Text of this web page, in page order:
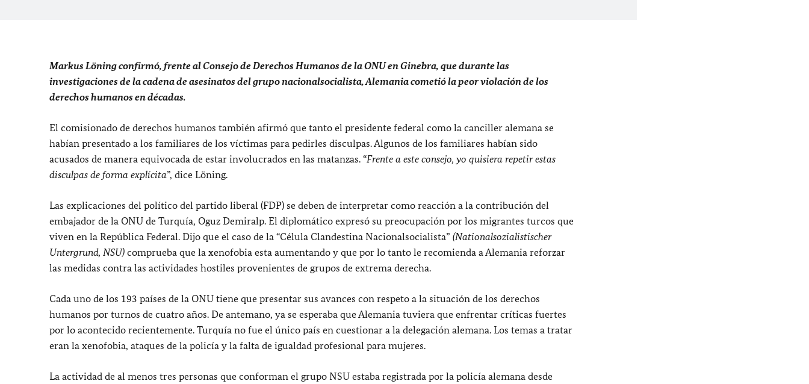
Markus Löning confirmó, frente al Consejo de Derechos Humanos de la ONU en Ginebra, que durante las
investigaciones de la cadena de asesinatos del grupo nacionalsocialista, Alemania cometió la peor violación de los
derechos humanos en décadas.
El comisionado de derechos humanos también afirmó que tanto el presidente federal como la canciller alemana se
habían presentado a los familiares de los víctimas para pedirles disculpas. Algunos de los familiares habían sido
acusados de manera equivocada de estar involucrados en las matanzas. “Frente a este consejo, yo quisiera repetir estas
disculpas de forma explícita”, dice Löning.
Las explicaciones del político del partido liberal (FDP) se deben de interpretar como reacción a la contribución del
embajador de la ONU de Turquía, Oguz Demiralp. El diplomático expresó su preocupación por los migrantes turcos que
viven en la República Federal. Dijo que el caso de la “Célula Clandestina Nacionalsocialista” (Nationalsozialistischer
Untergrund, NSU) comprueba que la xenofobia esta aumentando y que por lo tanto le recomienda a Alemania reforzar
las medidas contra las actividades hostiles provenientes de grupos de extrema derecha.
Cada uno de los 193 países de la ONU tiene que presentar sus avances con respeto a la situación de los derechos
humanos por turnos de cuatro años. De antemano, ya se esperaba que Alemania tuviera que enfrentar críticas fuertes
por lo acontecido recientemente. Turquía no fue el único país en cuestionar a la delegación alemana. Los temas a tratar
eran la xenofobia, ataques de la policía y la falta de igualdad profesional para mujeres.
La actividad de al menos tres personas que conforman el grupo NSU estaba registrada por la policía alemana desde